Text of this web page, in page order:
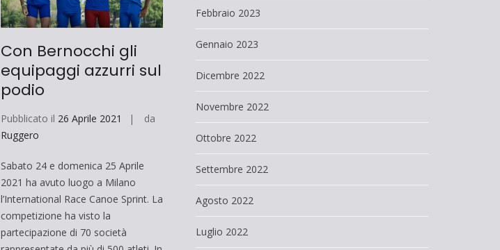
Con Bernocchi gli
equipaggi azzurri sul
podio
Pubblicato il 26 Aprile 2021
da
Ruggero
Sabato 24 e domenica 25 Aprile
2021 ha avuto luogo a Milano
l’International Race Canoe Sprint. La
competizione ha visto la
partecipazione di 70 società
Febbraio 2023
Gennaio 2023
Dicembre 2022
Novembre 2022
Ottobre 2022
Settembre 2022
Agosto 2022
Luglio 2022